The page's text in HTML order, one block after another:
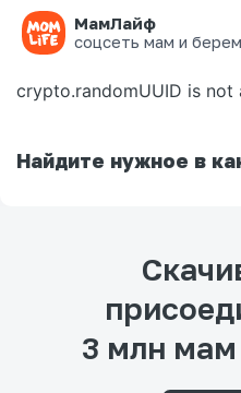
МамЛайф
соцсеть мам и
Ошибка на
crypto.randomUUID is not
Найдите нужное в
3 млн мам